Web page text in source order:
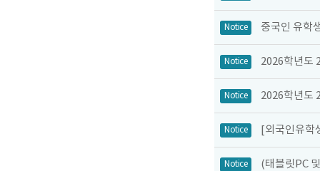
Notice 중국인 유학
Notice 2026학년도
Notice 2026학년도
Notice [외국인유학
Notice (태블릿PC